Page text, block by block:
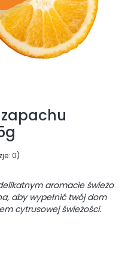
0)
aromacie świeżo
aby wypełnić twój dom
cytrusowej świeżości.